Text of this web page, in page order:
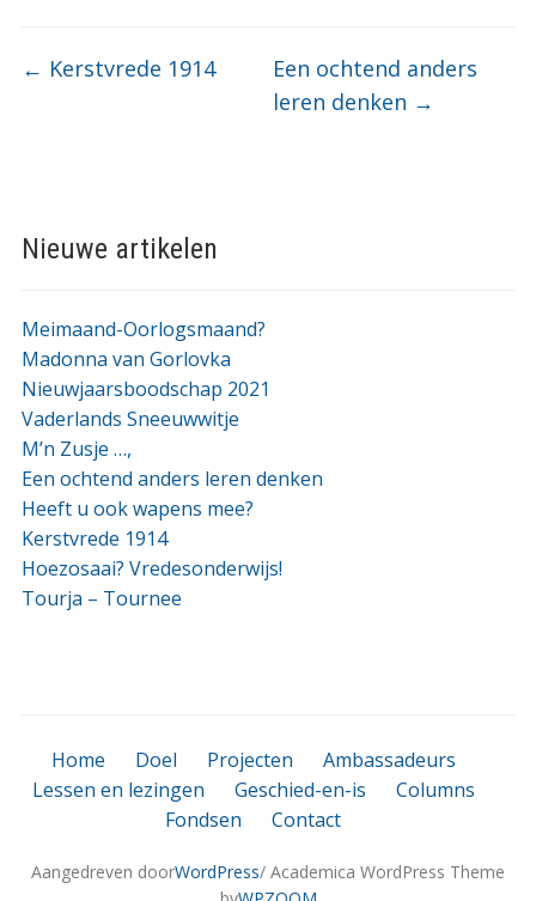
← Kerstvrede 1914
Een ochtend anders
leren denken →
Nieuwe artikelen
Meimaand-Oorlogsmaand?
Madonna van Gorlovka
Nieuwjaarsboodschap 2021
Vaderlands Sneeuwwitje
M’n Zusje …,
Een ochtend anders leren denken
Heeft u ook wapens mee?
Kerstvrede 1914
Hoezosaai? Vredesonderwijs!
Tourja – Tournee
Home Doel Projecten
Ambassadeurs
Lessen en lezingen
Geschied-en-is
Columns
Fondsen
Contact
Aangedreven doorWordPress/ Academica WordPress Theme